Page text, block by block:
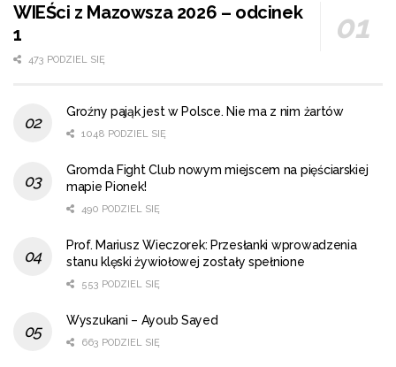
WIEŚci z Mazowsza 2026 – odcinek
1
473 PODZIEL SIĘ
Groźny pająk jest w Polsce. Nie ma z nim żartów
1048 PODZIEL SIĘ
Gromda Fight Club nowym miejscem na pięściarskiej
mapie Pionek!
490 PODZIEL SIĘ
Prof. Mariusz Wieczorek: Przesłanki wprowadzenia
stanu klęski żywiołowej zostały spełnione
553 PODZIEL SIĘ
Wyszukani – Ayoub Sayed
663 PODZIEL SIĘ